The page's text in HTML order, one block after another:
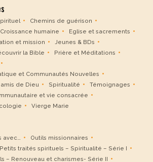
Chemins de guérison
Croissance humaine
Eglise et sacrements
et mission
Jeunes & BDs
la Bible
Prière et Méditations
et Communautés Nouvelles
de Dieu Spiritualité
Témoignages
et vie consacrée
Vierge Marie
avec…
Outils missionnaires
Petits traités spirituels – Spiritualité – Série I
– Renouveau et charismes- Série II